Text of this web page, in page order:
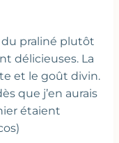
du praliné plutôt
délicieuses. La
et le goût divin.
que j’en aurais
étaient